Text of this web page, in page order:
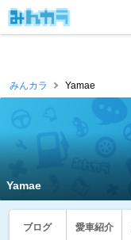
みんカラ Yamae
Yamae
ブログ 愛車紹介